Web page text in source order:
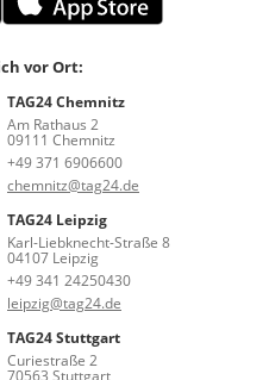
vor Ort:
TAG24 Chemnitz
Am Rathaus 2
09111 Chemnitz
+49 371 6906600
chemnitz@tag24.de
TAG24 Leipzig
Karl-Liebknecht-Straße 8
04107 Leipzig
+49 341 24250430
leipzig@tag24.de
TAG24 Stuttgart
Curiestraße 2
70563 Stuttgart